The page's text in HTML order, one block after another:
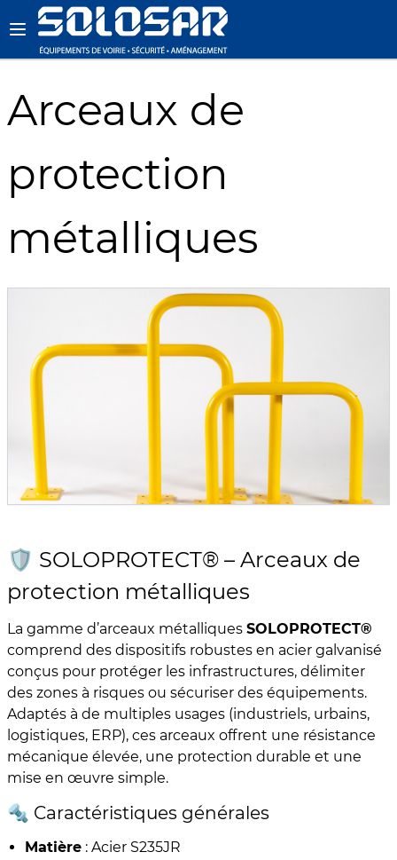
Arceaux de
protection
métalliques
🛡️ SOLOPROTECT® – Arceaux de
protection métalliques
La gamme d’arceaux métalliques SOLOPROTECT®
comprend des dispositifs robustes en acier galvanisé
conçus pour protéger les infrastructures, délimiter
des zones à risques ou sécuriser des équipements.
Adaptés à de multiples usages (industriels, urbains,
logistiques, ERP), ces arceaux offrent une résistance
mécanique élevée, une protection durable et une
mise en œuvre simple.
🔩 Caractéristiques générales
Matière : Acier S235JR